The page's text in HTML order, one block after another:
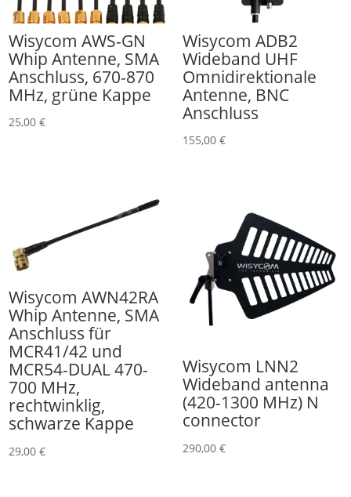
Wisycom AWS-GN
Whip Antenne, SMA
Anschluss, 670-870
MHz, grüne Kappe
25,00€
Wisycom ADB2
Wideband UHF
Omnidirektionale
Antenne, BNC
Anschluss
155,00 €
Wisycom AWN42RA
Whip Antenne, SMA
Anschluss für
MCR41/42 und
MCR54-DUAL 470-
700 MHz,
rechtwinklig,
schwarze Kappe
29,00€
Wisycom LNN2
Wideband antenna
(420-1300 MHz) N
connector
290,00 €